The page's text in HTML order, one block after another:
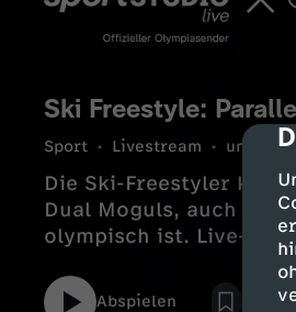
Ski Freestyle:
Sport Livestream
Die Ski-Freestyler
Dual Moguls, auch
olympisch ist. Live-
Abspielen